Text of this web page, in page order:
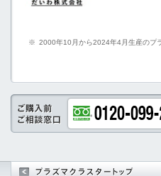
※ 2000年10月から2024年4月生産のプ